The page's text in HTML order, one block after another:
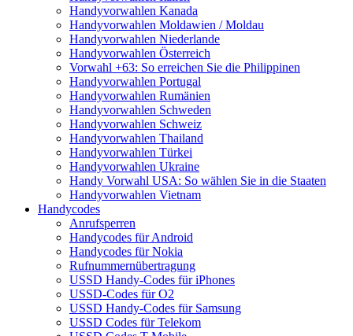
Handyvorwahlen Kanada
Handyvorwahlen Moldawien / Moldau
Handyvorwahlen Niederlande
Handyvorwahlen Österreich
Vorwahl +63: So erreichen Sie die Philippinen
Handyvorwahlen Portugal
Handyvorwahlen Rumänien
Handyvorwahlen Schweden
Handyvorwahlen Schweiz
Handyvorwahlen Thailand
Handyvorwahlen Türkei
Handyvorwahlen Ukraine
Handy Vorwahl USA: So wählen Sie in die Staaten
Handyvorwahlen Vietnam
Handycodes
Anrufsperren
Handycodes für Android
Handycodes für Nokia
Rufnummernübertragung
USSD Handy-Codes für iPhones
USSD-Codes für O2
USSD Handy-Codes für Samsung
USSD Codes für Telekom